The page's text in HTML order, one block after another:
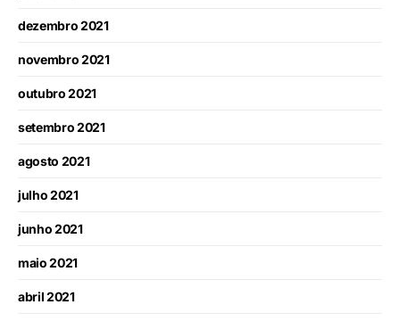
dezembro 2021
novembro 2021
outubro 2021
setembro 2021
agosto 2021
julho 2021
junho 2021
maio 2021
abril 2021